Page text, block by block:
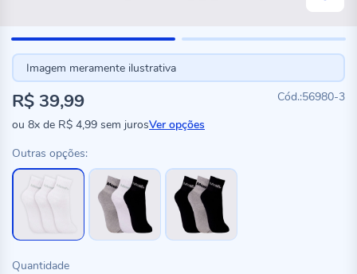
Imagem meramente ilustrativa
56980-3
R$ 39,99
ou 8x de R$ 4,99 sem jurosVer opções
Outras opções:
Quantidade